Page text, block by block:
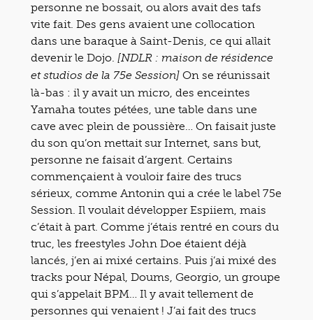
personne ne bossait, ou alors avait des tafs
vite fait. Des gens avaient une collocation
dans une baraque à Saint-Denis, ce qui allait
devenir le Dojo. [NDLR : maison de résidence
et studios de la 75e Session] On se réunissait
là-bas : il y avait un micro, des enceintes
Yamaha toutes pétées, une table dans une
cave avec plein de poussière… On faisait juste
du son qu’on mettait sur Internet, sans but,
personne ne faisait d’argent. Certains
commençaient à vouloir faire des trucs
sérieux, comme Antonin qui a crée le label 75e
Session. Il voulait développer Espiiem, mais
c’était à part. Comme j’étais rentré en cours du
truc, les freestyles John Doe étaient déjà
lancés, j’en ai mixé certains. Puis j’ai mixé des
tracks pour Népal, Doums, Georgio, un groupe
qui s’appelait BPM… Il y avait tellement de
personnes qui venaient ! J’ai fait des trucs